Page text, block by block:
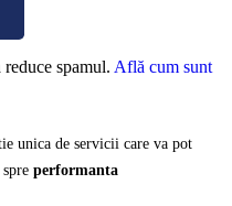
spamul. Află cum sunt
unica de servicii care va pot
performanta